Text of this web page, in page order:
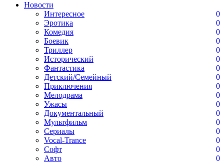
Новости
Интересное
0
Эротика
0
Комедия
0
Боевик
0
Триллер
0
Исторический
0
Фантастика
0
Детский/Семейный
0
Приключения
0
Мелодрама
0
Ужасы
0
Документальный
0
Мультфильм
0
Сериалы
0
Vocal-Trance
0
Софт
0
Авто
0